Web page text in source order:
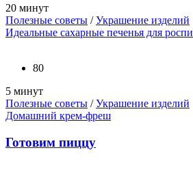
20 минут
Полезные советы /Украшение изделий
Идеальные сахарные печенья для
80
5 минут
Полезные советы /Украшение изделий
Домашний крем-фреш
Готовим пиццу